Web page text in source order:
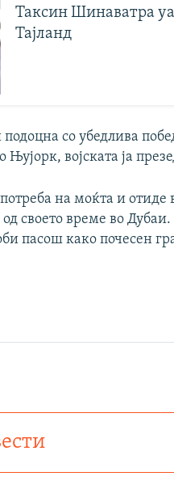
Таксин Шинаватра
Тајланд
подоцна со убедлива
војската ја
на моќта и отиде
своето време во
пасош како почесен